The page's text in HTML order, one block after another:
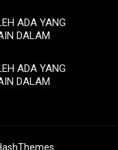
ADA YANG
DALAM
ADA YANG
DALAM